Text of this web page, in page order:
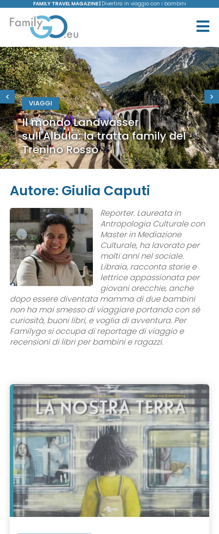
FAMILY TRAVEL MAGAZINE | Divertirsi in viaggio con i bambini
VIAGGI
Il mondo Landwasser
sull'Albula: la tratta family del
Trenino Rosso
Autore: Giulia Caputi
Reporter. Laureata in
Antropologia Culturale con
Master in Mediazione
Culturale, ha lavorato per
molti anni nel sociale.
Libraia, racconta storie e
lettrice appassionata per
giovani orecchie, anche
dopo essere diventata mamma di due bambini
non ha mai smesso di viaggiare portando con sé
curiosità, buoni libri, e voglia di avventura. Per
Familygo si occupa di reportage di viaggio e
recensioni di libri per bambini e ragazzi.